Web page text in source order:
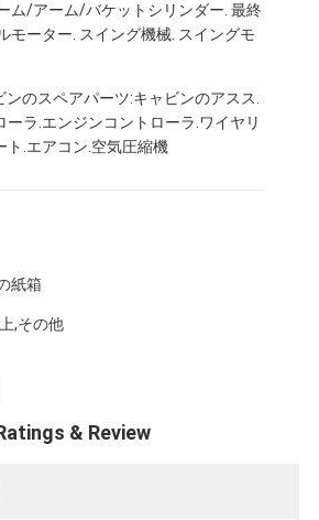
ム/アーム/バケットシリンダー. 最終
モーター. スイング機械. スイングモ
ンのスペアパーツ:キャビンのアスス.
ーラ.エンジンコントローラ.ワイヤリ
ト.エアコン.空気圧縮機
紙箱
,その他
& Review